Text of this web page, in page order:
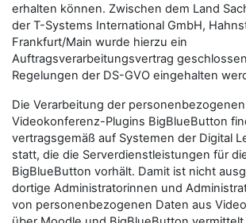
erhalten können. Zwischen dem Land
der T-Systems International GmbH,
Frankfurt/Main wurde hierzu ein
Auftragsverarbeitungsvertrag
Regelungen der DS-GVO eingehalten
Die Verarbeitung der
Videokonferenz-Plugins BigBlueButton
vertragsgemäß auf Systemen der Digital
statt, die die Serverdienstleistungen für
BigBlueButton vorhält. Damit ist nicht
dortige Administratorinnen und
von personenbezogenen Daten aus